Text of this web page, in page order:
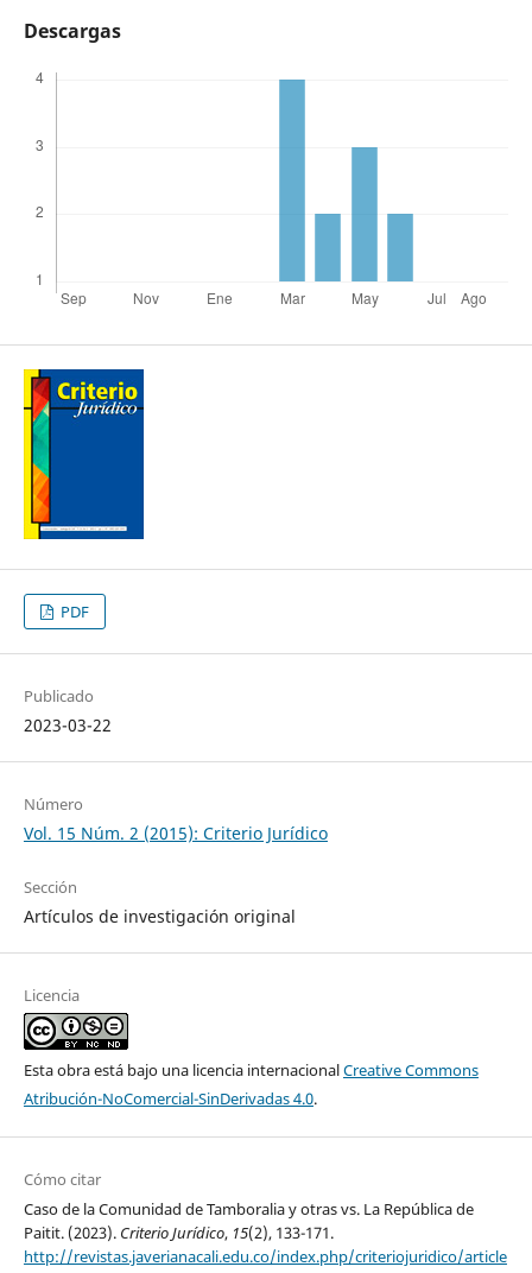
Descargas
PDF
Publicado
2023-03-22
Número
Vol. 15 Núm. 2 (2015): Criterio Jurídico
Sección
Artículos de investigación original
Licencia
Esta obra está bajo una licencia internacionalCreative Commons
Atribución-NoComercial-SinDerivadas 4.0.
Cómo citar
Caso de la Comunidad de Tamboralia y otras vs. La República de
Paitit. (2023). Criterio Jurídico, 15(2), 133-171.
http://revistas.javerianacali.edu.co/index.php/criteriojuridico/article